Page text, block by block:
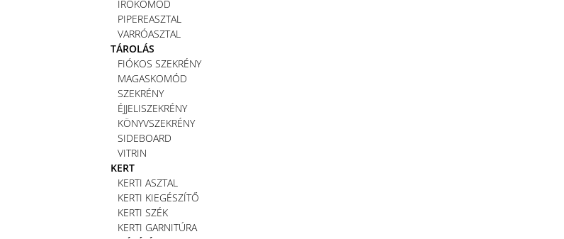
ÍRÓKOMÓD
PIPEREASZTAL
VARRÓASZTAL
TÁROLÁS
FIÓKOS SZEKRÉNY
MAGASKOMÓD
SZEKRÉNY
ÉJJELISZEKRÉNY
KÖNYVSZEKRÉNY
SIDEBOARD
VITRIN
KERT
KERTI ASZTAL
KERTI KIEGÉSZÍTŐ
KERTI SZÉK
KERTI GARNITÚRA